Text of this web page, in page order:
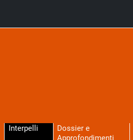
Interpelli
Dossier e